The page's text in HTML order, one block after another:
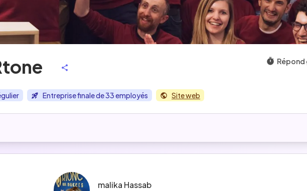
Entreprise finale de 33 employés Site web
Répond
malika Hassab